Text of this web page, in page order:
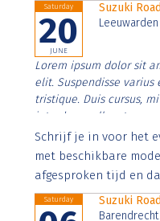
Saturday
20
JUNE
Suzuki
Leeuwarden
Lorem ipsum dolor sit
elit. Suspendisse
tristique. Duis cursus,
interdum nulla, ut
Aenean faucibus nibh
imperdiet. Nunc ut sem
Schrijf je in voor het
met beschikbare
afgesproken tijd en
Saturday
Suzuki